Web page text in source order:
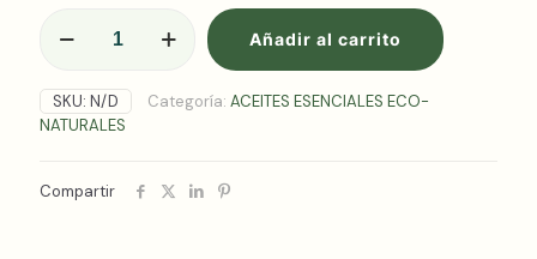
ESENCIAL
DE
JAVA
cantidad
Añadir al carrito
SKU: N/D Categoría: ACEITES ESENCIALES ECO-
NATURALES
Compartir